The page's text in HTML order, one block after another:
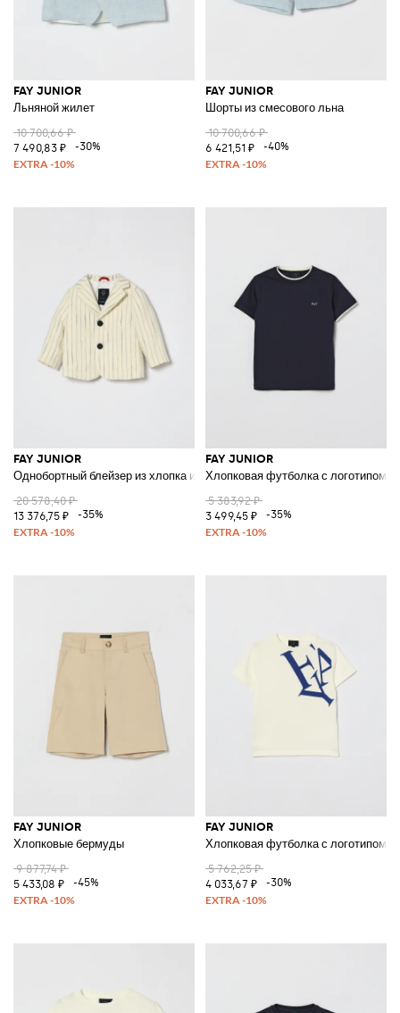
FAY JUNIOR
Льняной жилет
10 700,66 ₽
7 490,83 ₽
-30%
FAY JUNIOR
Шорты из смесового льна
10 700,66 ₽
6 421,51 ₽
-40%
FAY JUNIOR
Однобортный блейзер из хлопка и льна в полоску
20 578,40 ₽
13 376,75 ₽
-35%
FAY JUNIOR
Хлопковая футболка с логотипом
5 383,92 ₽
3 499,45 ₽
-35%
FAY JUNIOR
Хлопковые бермуды
9 877,74 ₽
5 433,08 ₽
-45%
FAY JUNIOR
Хлопковая футболка с логотипом
5 762,25 ₽
4 033,67 ₽
-30%